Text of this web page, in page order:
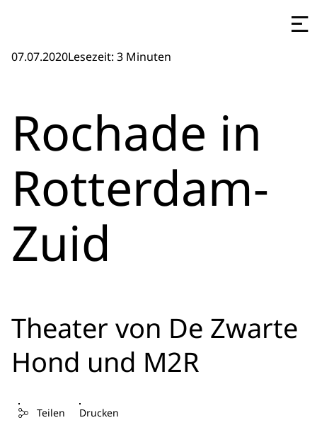
07.07.2020Lesezeit: 3 Minuten
Rochade in
Rotterdam-
Zuid
Theater von De Zwarte
Hond und M2R
Teilen Drucken